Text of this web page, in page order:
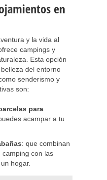
en
y la vida al
campings y
Esta opción
del entorno
senderismo y
son:
para
acampar a tu
: que combinan
camping con las
hogar.